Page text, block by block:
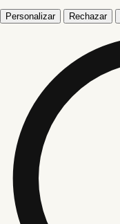
Personalizar Rechazar